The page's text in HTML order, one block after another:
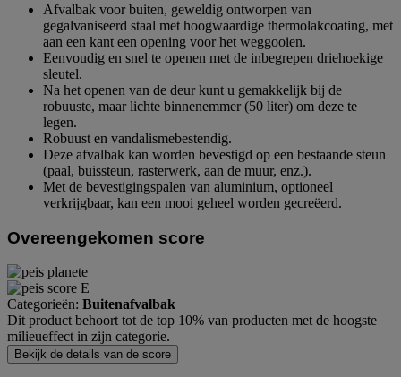
Afvalbak voor buiten, geweldig ontworpen van
gegalvaniseerd staal met hoogwaardige thermolakcoating, met
aan een kant een opening voor het weggooien.
Eenvoudig en snel te openen met de inbegrepen driehoekige
sleutel.
Na het openen van de deur kunt u gemakkelijk bij de
robuuste, maar lichte binnenemmer (50 liter) om deze te
legen.
Robuust en vandalismebestendig.
Deze afvalbak kan worden bevestigd op een bestaande steun
(paal, buissteun, rasterwerk, aan de muur, enz.).
Met de bevestigingspalen van aluminium, optioneel
verkrijgbaar, kan een mooi geheel worden gecreëerd.
Overeengekomen score
Categorieën: Buitenafvalbak
Dit product behoort tot de top 10% van producten met de hoogste
milieueffect in zijn categorie.
Bekijk de details van de score